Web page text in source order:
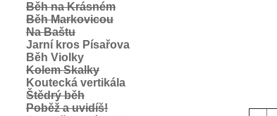
Běh na Krásném
Běh Markovicou
Na Baštu
Jarní kros Písařova
Běh Violky
Kolem Skalky
Koutecká vertikála
Štědrý běh
Poběž a uvidíš!